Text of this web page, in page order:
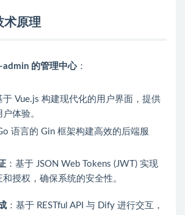
术原理
admin 的管理中心：
于 Vue.js 构建现代化的用户界面，提供
体验。
语言的 Gin 框架构建高效的后端服
：基于 JSON Web Tokens (JWT) 实现
和授权，确保系统的安全性。
：基于 RESTful API 与 Dify 进行交互，